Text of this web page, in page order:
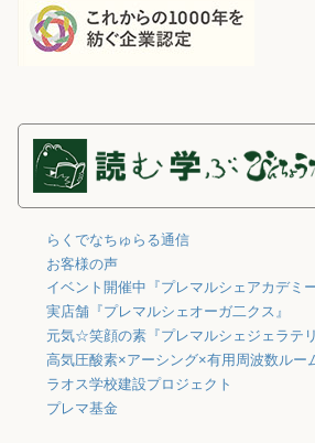
らくでなちゅらる通信
お客様の声
イベント開催中『プレマルシェアカデミー
実店舗『プレマルシェオーガ二クス』
元気☆笑顔の素『プレマルシェジェラテリ
ラオス学校建設プロジェクト
プレマ基金